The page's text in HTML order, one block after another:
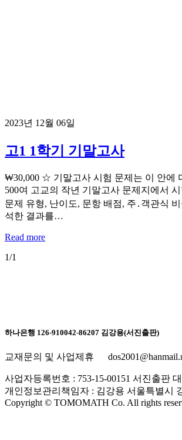
2023년 12월 06일
고1 1학기 기말고사
₩30,000 ☆ 기말고사 시험 문제는 이 안에
500여 고교의 작년 기말고사 문제지에서
문제 유형, 난이도, 문항 배점, 주․객관식
석한 결과를…
Read more
1/1
하나은행 126-910042-86207 김강용(서진출판)
교재문의 및 사업제휴
사업자등록번호 : 753-15-00151 서진출판
개인정보관리책임자 : 김강용 서울특별시
Copyright © TOMOMATH Co. All rights